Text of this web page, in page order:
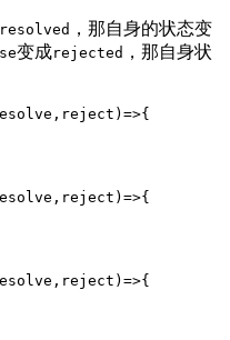
resolved ，那自身的状态变
变成rejected ，那自身状
)=>{
)=>{
)=>{